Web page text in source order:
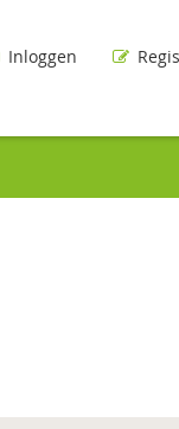
Inloggen